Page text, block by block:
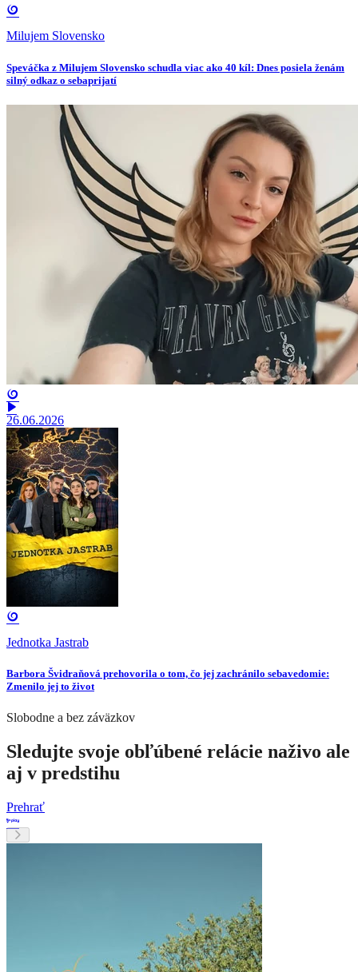
Milujem Slovensko
Speváčka z Milujem Slovensko schudla viac ako 40 kíl: Dnes posiela ženám
silný odkaz o sebaprijatí
26.06.2026
Jednotka Jastrab
Barbora Švidraňová prehovorila o tom, čo jej zachránilo sebavedomie:
Zmenilo jej to život
Slobodne a bez záväzkov
Sledujte svoje obľúbené relácie naživo ale
aj v predstihu
Prehrať